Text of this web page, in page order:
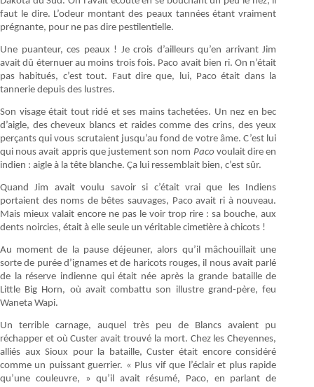
faut le dire. L’odeur montant des peaux tannées étant vraiment
prégnante, pour ne pas dire pestilentielle.
Une puanteur, ces peaux ! Je crois d’ailleurs qu’en arrivant Jim
avait dû éternuer au moins trois fois. Paco avait bien ri. On n’était
pas habitués, c’est tout. Faut dire que, lui, Paco était dans la
tannerie depuis des lustres.
Son visage était tout ridé et ses mains tachetées. Un nez en bec
d’aigle, des cheveux blancs et raides comme des crins, des yeux
perçants qui vous scrutaient jusqu’au fond de votre âme. C’est lui
qui nous avait appris que justement son nom Pacovoulait dire en
indien : aigle à la tête blanche. Ça lui ressemblait bien, c’est sûr.
Quand Jim avait voulu savoir si c’était vrai que les Indiens
portaient des noms de bêtes sauvages, Paco avait ri à nouveau.
Mais mieux valait encore ne pas le voir trop rire : sa bouche, aux
dents noircies, était à elle seule un véritable cimetière à chicots !
Au moment de la pause déjeuner, alors qu’il mâchouillait une
sorte de purée d’ignames et de haricots rouges, il nous avait parlé
de la réserve indienne qui était née après la grande bataille de
Little Big Horn, où avait combattu son illustre grand-père, feu
Waneta Wapi.
Un terrible carnage, auquel très peu de Blancs avaient pu
réchapper et où Custer avait trouvé la mort. Chez les Cheyennes,
alliés aux Sioux pour la bataille, Custer était encore considéré
comme un puissant guerrier. « Plus vif que l’éclair et plus rapide
qu’une couleuvre, » qu’il avait résumé, Paco, en parlant de